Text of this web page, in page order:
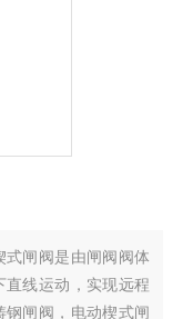
式闸阀是由闸阀阀体
线运动，实现远程
闸阀，电动楔式闸